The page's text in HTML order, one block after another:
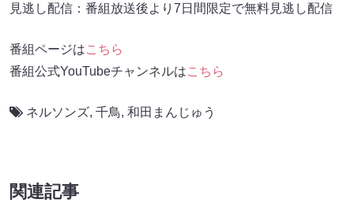
見逃し配信：番組放送後より7日間限定で無料見逃し配信
番組ページはこちら
番組公式YouTubeチャンネルはこちら
ネルソンズ, 千鳥, 和田まんじゅう
関連記事